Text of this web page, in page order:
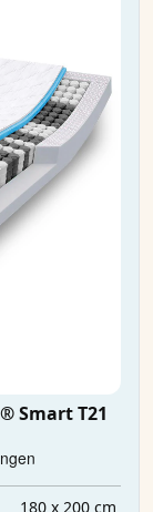
Smart T21
180 x 200 cm